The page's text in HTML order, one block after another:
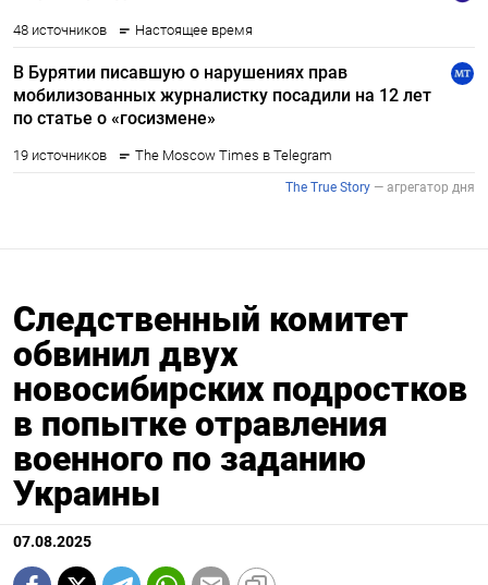
Следственный комитет
обвинил двух
новосибирских подростков
в попытке отравления
военного по заданию
Украины
07.08.2025